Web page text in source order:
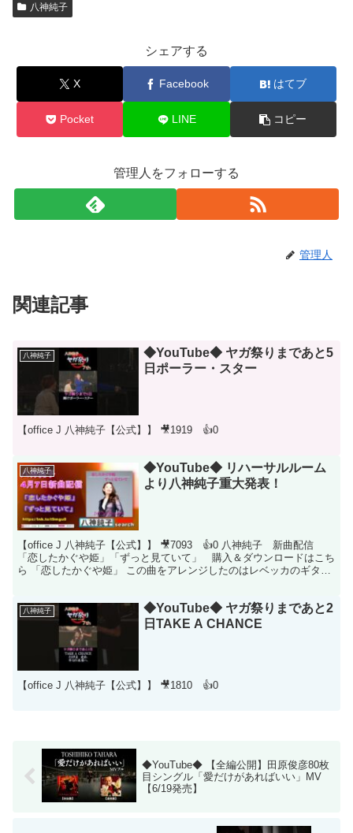
八神純子
シェアする
X Facebook はてブ
Pocket LINE コピー
管理人をフォローする
管理人
関連記事
八神純子
◆YouTube◆ ヤガ祭りまであと5
日ポーラー・スター
【office J 八神純子【公式】】 🎥1919 👍0
八神純子
◆YouTube◆ リハーサルルーム
より八神純子重大発表！
【office J 八神純子【公式】】 🎥7093 👍0 八神純子 新曲配信
「恋したかぐや姫」「ずっと見ていて」 購入＆ダウンロードはこち
ら 「恋したかぐや姫」 この曲をアレンジしたのはレベッカのギタリ
八神純子
◆YouTube◆ ヤガ祭りまであと2
日TAKE A CHANCE
【office J 八神純子【公式】】 🎥1810 👍0
◆YouTube◆ 【全編公開】田原俊彦80枚
目シングル「愛だけがあればいい」MV
【6/19発売】